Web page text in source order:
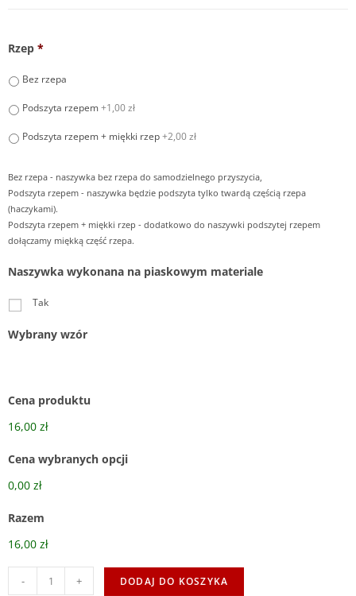
Rzep *
Bez rzepa
Podszyta rzepem+1,00 zł
Podszyta rzepem + miękki rzep+2,00 zł
Bez rzepa - naszywka bez rzepa do samodzielnego przyszycia,
Podszyta rzepem - naszywka będzie podszyta tylko twardą częścią rzepa
(haczykami).
Podszyta rzepem + miękki rzep - dodatkowo do naszywki podszytej rzepem
dołączamy miękką część rzepa.
Naszywka wykonana na piaskowym materiale
Tak
Wybrany wzór
Cena produktu
16,00 zł
Cena wybranych opcji
0,00 zł
Razem
16,00 zł
- + DODAJ DO KOSZYKA